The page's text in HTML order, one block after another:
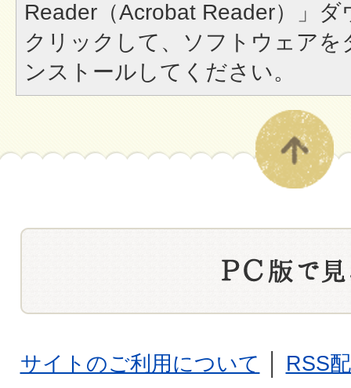
Reader（Acrobat Reader）」
クリックして、ソフトウェア
ンストールしてください。
サイトのご利用について
RSS